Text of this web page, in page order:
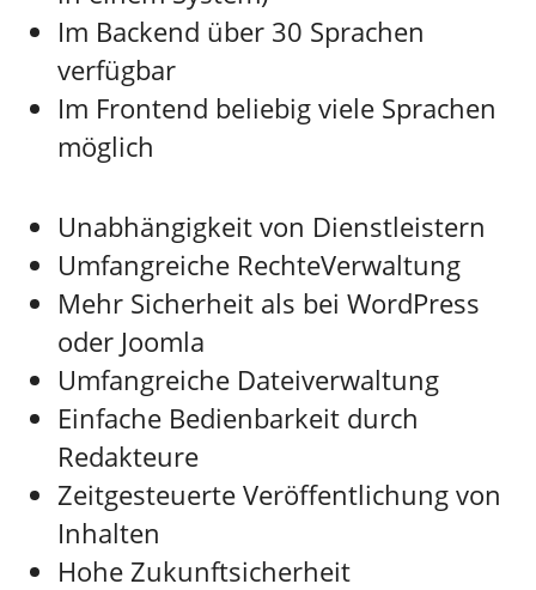
Im Backend über 30 Sprachen
verfügbar
Im Frontend beliebig viele Sprachen
möglich
Unabhängigkeit von Dienstleistern
Umfangreiche RechteVerwaltung
Mehr Sicherheit als bei WordPress
oder Joomla
Umfangreiche Dateiverwaltung
Einfache Bedienbarkeit durch
Redakteure
Zeitgesteuerte Veröffentlichung von
Inhalten
Hohe Zukunftsicherheit